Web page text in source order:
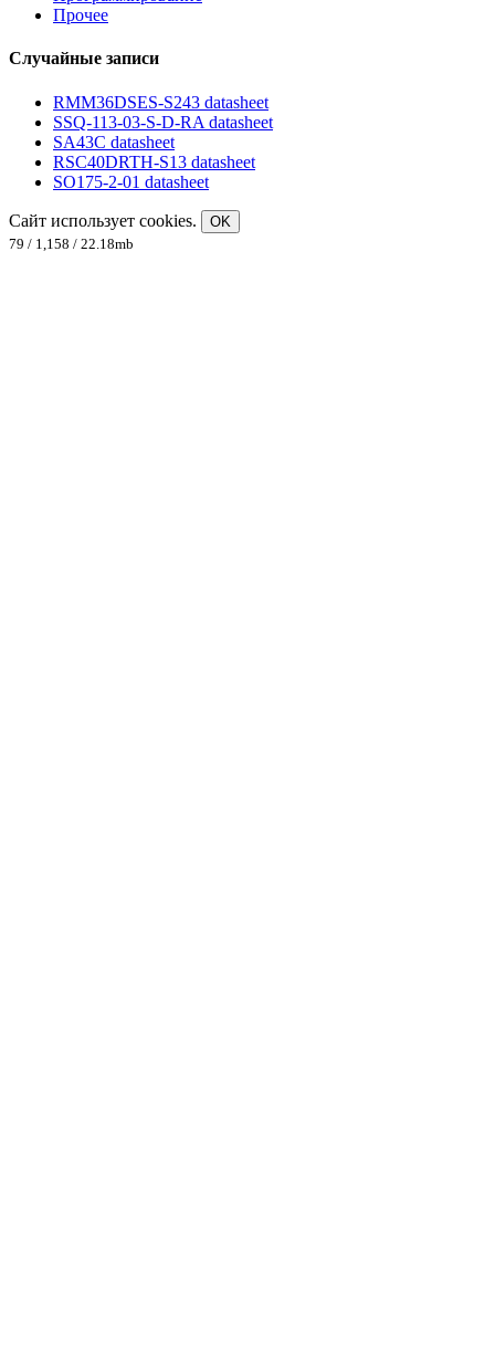
Прочее
Случайные записи
RMM36DSES-S243 datasheet
SSQ-113-03-S-D-RA datasheet
SA43C datasheet
RSC40DRTH-S13 datasheet
SO175-2-01 datasheet
Сайт использует cookies.
OK
79 / 1,158 / 22.18mb